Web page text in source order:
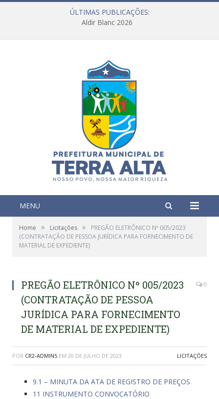
ÚLTIMAS PUBLICAÇÕES:
Aldir Blanc 2026
MENU
Home » Licitações »
PREGÃO ELETRÔNICO Nº 005/2023
(CONTRATAÇÃO DE PESSOA JURÍDICA PARA FORNECIMENTO DE
MATERIAL DE EXPEDIENTE)
PREGÃO ELETRÔNICO Nº 005/2023
(CONTRATAÇÃO DE PESSOA
JURÍDICA PARA FORNECIMENTO
DE MATERIAL DE EXPEDIENTE)
0
POR CR2-ADMIN5 EM 20 DE JULHO DE 2023 LICITAÇÕES
9.1 – MINUTA DA ATA DE REGISTRO DE PREÇOS
11 INSTRUMENTO CONVOCATÓRIO